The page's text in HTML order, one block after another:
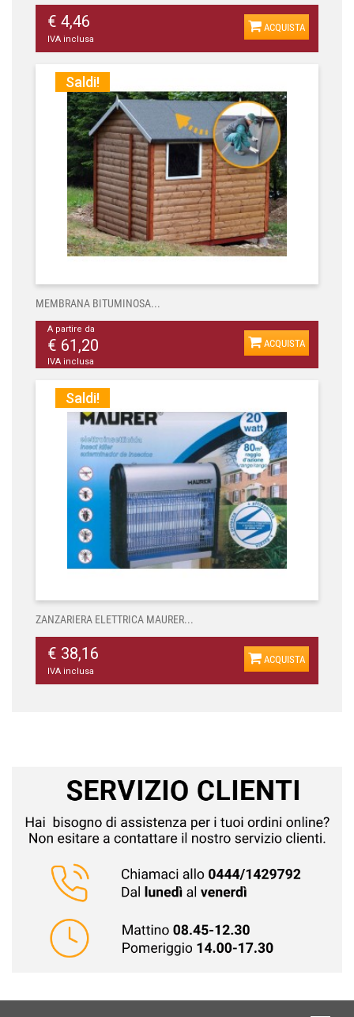
€ 4,46
IVA inclusa
ACQUISTA
Saldi!
MEMBRANA BITUMINOSA...
A partire da
€ 61,20
IVA inclusa
ACQUISTA
Saldi!
ZANZARIERA ELETTRICA MAURER...
€ 38,16
IVA inclusa
ACQUISTA